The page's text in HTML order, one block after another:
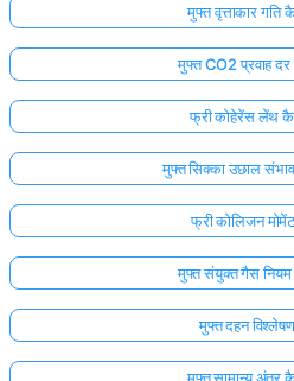
मुफ्त वृत्ताकार
मुफ्त CO2 प्रवाह
फ्री कोहेरेंस लेंथ
मुफ्त सिक्का उछाल
फ्री कोलिजन
मुफ्त संयुक्त गैस
मुफ्त दहन
मुफ्त सामान्य